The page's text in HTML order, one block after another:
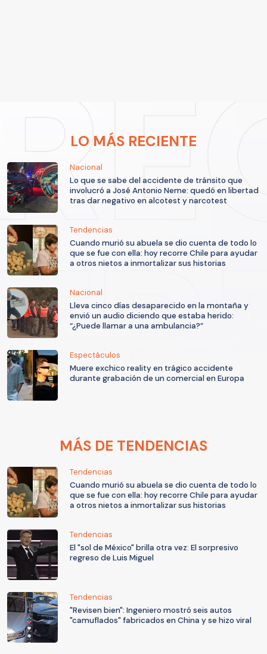
LO MÁS RECIENTE
Nacional
Lo que se sabe del accidente de tránsito que
involucró a José Antonio Neme: quedó en libertad
tras dar negativo en alcotest y narcotest
Tendencias
Cuando murió su abuela se dio cuenta de todo lo
que se fue con ella: hoy recorre Chile para ayudar
a otros nietos a inmortalizar sus historias
Nacional
Lleva cinco días desaparecido en la montaña y
envió un audio diciendo que estaba herido:
“¿Puede llamar a una ambulancia?”
Espectáculos
Muere exchico reality en trágico accidente
durante grabación de un comercial en Europa
MÁS DE TENDENCIAS
Tendencias
Cuando murió su abuela se dio cuenta de todo lo
que se fue con ella: hoy recorre Chile para ayudar
a otros nietos a inmortalizar sus historias
Tendencias
El "sol de México" brilla otra vez: El sorpresivo
regreso de Luis Miguel
Tendencias
"Revisen bien": Ingeniero mostró seis autos
"camuflados" fabricados en China y se hizo viral